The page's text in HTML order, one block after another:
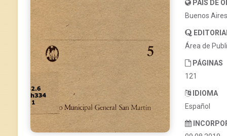
PAÍS DE
Buenos
Área de
PÁGINAS
121
IDIOMA
Español